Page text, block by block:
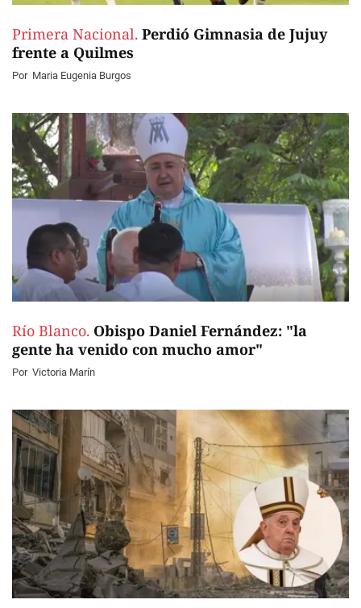
Primera Nacional. Perdió Gimnasia de Jujuy
frente a Quilmes
Por Maria Eugenia Burgos
Río Blanco. Obispo Daniel Fernández: "la
gente ha venido con mucho amor"
Por Victoria Marín